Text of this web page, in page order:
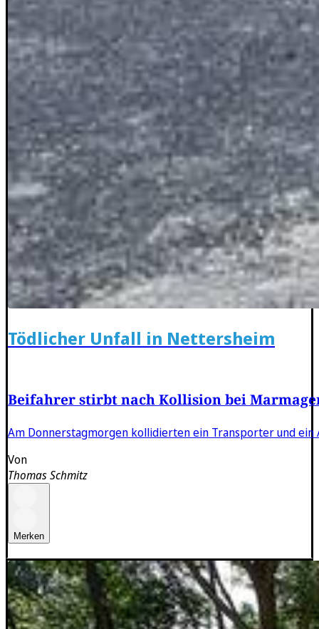
Tödlicher Unfall in Nettersheim
Beifahrer stirbt nach Kollision bei
Am Donnerstagmorgen kollidierten ein Transporter und ein
Von
Thomas Schmitz
Merken